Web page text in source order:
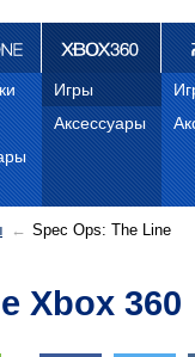
Xbox 360
Игры
Аксессуары
Spec Ops: The Line
Xbox 360